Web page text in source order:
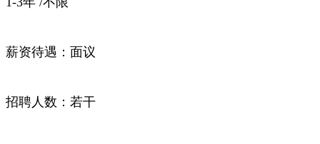
薪资待遇：面议
招聘人数：若干